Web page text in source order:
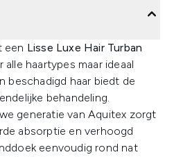
een Lisse Luxe Hair Turban
haartypes maar ideaal
beschadigd haar biedt de
behandeling.
generatie van Aquitex zorgt
absorptie en verhoogd
eenvoudig rond nat